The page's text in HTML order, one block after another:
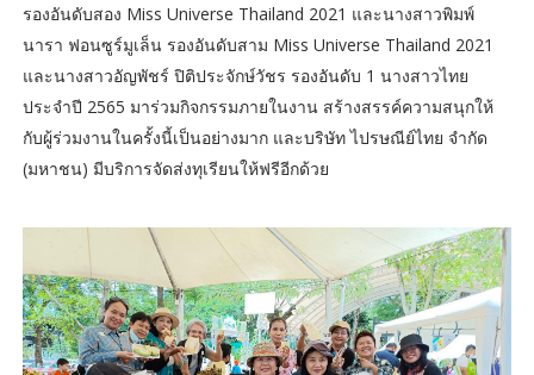
รองอันดับสอง Miss Universe Thailand 2021 และนางสาวพิมพ์
นารา ฟอนซูร์มูเล็น รองอันดับสาม Miss Universe Thailand 2021
และนางสาวอัญพัชร์ ปิติประจักษ์วัชร รองอันดับ 1 นางสาวไทย
ประจำปี 2565 มาร่วมกิจกรรมภายในงาน สร้างสรรค์ความสนุกให้
กับผู้ร่วมงานในครั้งนี้เป็นอย่างมาก และบริษัท ไปรษณีย์ไทย จำกัด
(มหาชน) มีบริการจัดส่งทุเรียนให้ฟรีอีกด้วย